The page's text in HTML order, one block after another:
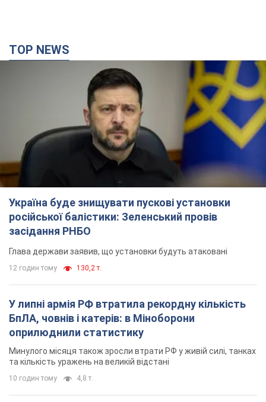
Україна буде знищувати пускові установки
російської балістики: Зеленський провів
засідання РНБО
Глава держави заявив, що установки будуть атаковані
12 годин тому 130,2 т.
У липні армія РФ втратила рекордну кількість
БпЛА, човнів і катерів: в Міноборони
оприлюднили статистику
Минулого місяця також зросли втрати РФ у живій силі, танках
Корецький пообіцяв надати бізнесу
пріоритетний доступ до наявних складських
приміщень
6 годин тому 1,1 т.